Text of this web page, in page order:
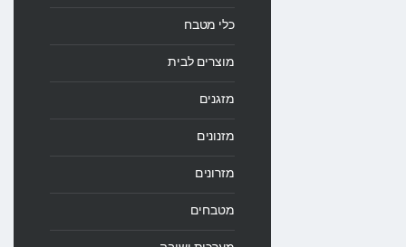
כלי מטבח
מוצרים לבית
מזגנים
מזנונים
מזרונים
מטבחים